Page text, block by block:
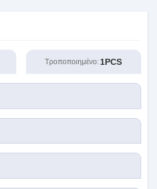
Τροποποιημένο: 1PCS